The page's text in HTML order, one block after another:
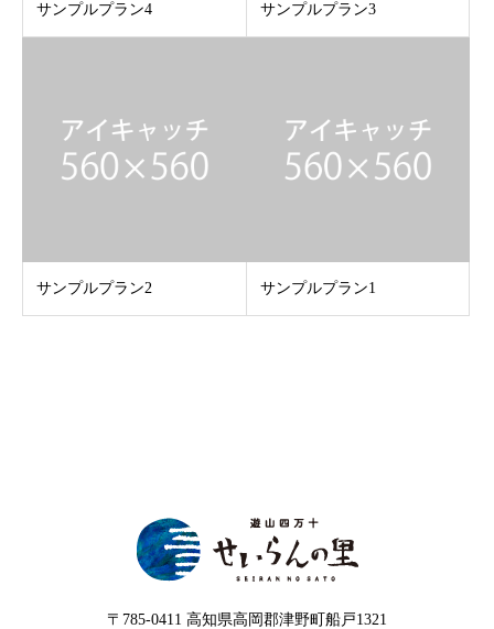
サンプルプラン4 サンプルプラン3
サンプルプラン2 サンプルプラン1
〒785-0411 高知県高岡郡津野町船戸1321